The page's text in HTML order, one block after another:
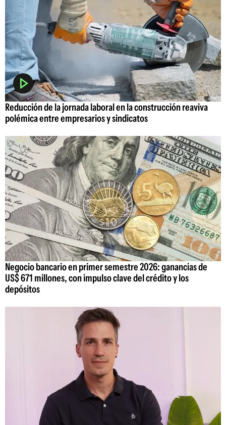
Reducción de la jornada laboral en la construcción reaviva
polémica entre empresarios y sindicatos
Negocio bancario en primer semestre 2026: ganancias de
US$ 671 millones, con impulso clave del crédito y los
depósitos